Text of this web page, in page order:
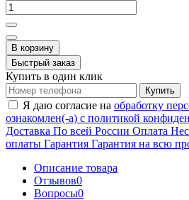
В корзину
Быстрый заказ
Купить в один клик
Купить
Я даю согласие на обработку
ознакомлен(-а) с политикой
Доставка По всей России Оплата
оплаты Гарантия Гарантия на всю
Описание товара
Отзывов0
Вопросы0